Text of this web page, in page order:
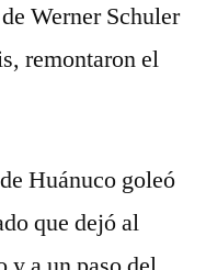
Werner Schuler
remontaron el
Huánuco goleó
que dejó al